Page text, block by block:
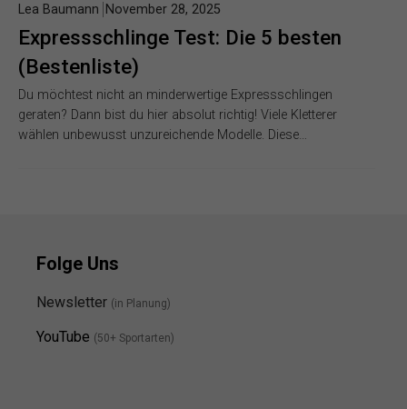
Expressschlinge Test: Die 5 besten
(Bestenliste)
Lea Baumann November 28, 2025
Du möchtest nicht an minderwertige Expressschlingen
geraten? Dann bist du hier absolut richtig! Viele Kletterer
wählen unbewusst unzureichende Modelle. Diese…
Folge Uns
Newsletter (in Planung)
YouTube (50+ Sportarten)